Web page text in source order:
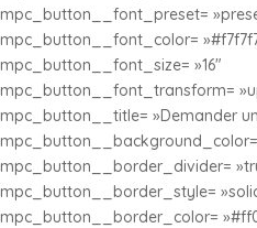
mpc_button__font_preset=
mpc_button__font_color=
mpc_button__font_size= »16″
mpc_button__font_transform=
mpc_button__title= »Demander
mpc_button__border_divider=
mpc_button__border_style=
mpc_button__border_color=